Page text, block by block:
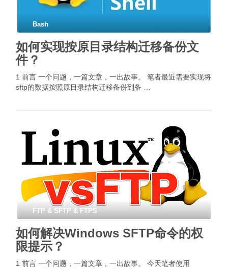
Bash
如何实现按原目录结构迁移备份文
件？
1 前言 一个问题，一篇文章，一出故事。 笔者最近需要实现将
sftp的数据按照原目录结构迁移备份到备 …
FTP & SFTP & FTPS
如何解决Windows SFTP命令的权
限提示？
1 前言 一个问题，一篇文章，一出故事。 今天笔者使用